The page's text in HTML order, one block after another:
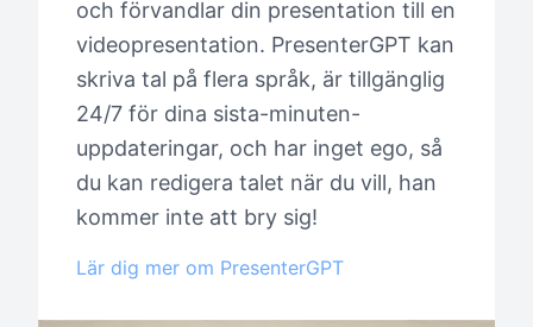
och förvandlar din presentation till en
videopresentation. PresenterGPT kan
skriva tal på flera språk, är tillgänglig
24/7 för dina sista-minuten-
uppdateringar, och har inget ego, så
du kan redigera talet när du vill, han
kommer inte att bry sig!
Lär dig mer om PresenterGPT